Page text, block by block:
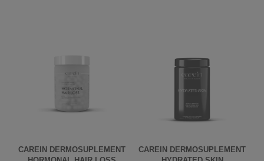
CAREIN DERMOSUPLEMENT
CAREIN DERMOSUPLEMENT